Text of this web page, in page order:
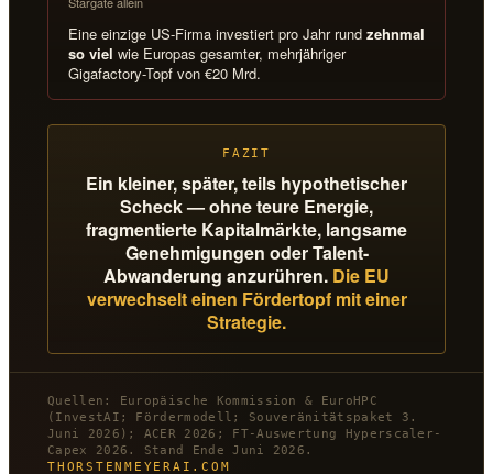
Eine einzige US-Firma investiert pro Jahr rund zehnmal
so viel wie Europas gesamter, mehrjähriger
Gigafactory-Topf von €20 Mrd.
FAZIT
Ein kleiner, später, teils hypothetischer
Scheck — ohne teure Energie,
fragmentierte Kapitalmärkte, langsame
Genehmigungen oder Talent-
Abwanderung anzurühren. Die EU
verwechselt einen Fördertopf mit einer
Strategie.
Quellen: Europäische Kommission & EuroHPC
(InvestAI; Fördermodell; Souveränitätspaket 3.
Juni 2026); ACER 2026; FT-Auswertung Hyperscaler-
Capex 2026. Stand Ende Juni 2026.
THORSTENMEYERAI.COM